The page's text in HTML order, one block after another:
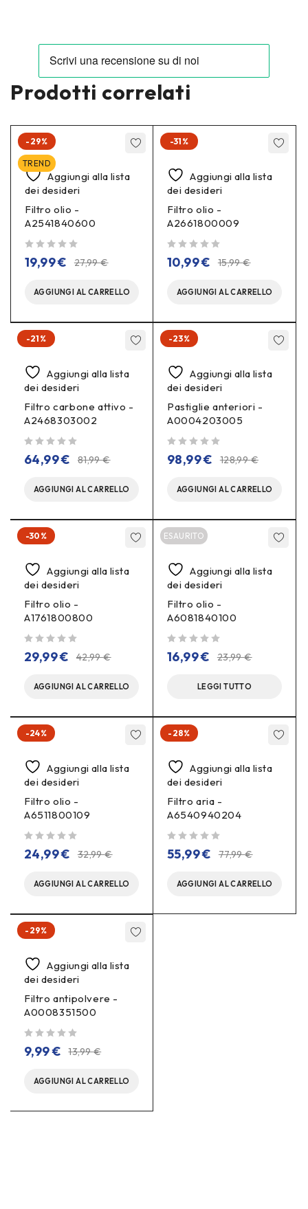
Prodotti correlati
-29%
TREND
Aggiungi alla lista
dei desideri
Filtro olio -
A2541840600
27,99€
19,99€
AGGIUNGI AL CARRELLO
-31%
Aggiungi alla lista
dei desideri
Filtro olio -
A2661800009
15,99€
10,99€
AGGIUNGI AL CARRELLO
-21%
Aggiungi alla lista
dei desideri
Filtro carbone attivo -
A2468303002
81,99€
64,99€
AGGIUNGI AL CARRELLO
-23%
Aggiungi alla lista
dei desideri
Pastiglie anteriori -
A0004203005
128,99€
98,99€
AGGIUNGI AL CARRELLO
-30%
Aggiungi alla lista
dei desideri
Filtro olio -
A1761800800
42,99€
29,99€
AGGIUNGI AL CARRELLO
ESAURITO
Aggiungi alla lista
dei desideri
Filtro olio -
A6081840100
23,99€
16,99€
LEGGI TUTTO
-24%
Aggiungi alla lista
dei desideri
Filtro olio -
A6511800109
32,99€
24,99€
AGGIUNGI AL CARRELLO
-28%
Aggiungi alla lista
dei desideri
Filtro aria -
A6540940204
77,99€
55,99€
AGGIUNGI AL CARRELLO
-29%
Aggiungi alla lista
dei desideri
Filtro antipolvere -
A0008351500
13,99€
9,99€
AGGIUNGI AL CARRELLO